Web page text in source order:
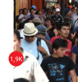
1,9K